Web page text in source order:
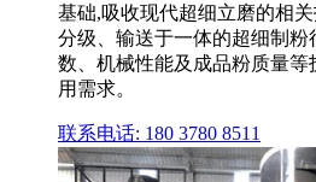
基础,吸收现代超细立磨的相
分级、输送于一体的超细制粉
数、机械性能及成品粉质量
用需求。
联系电话: 180 3780 8511